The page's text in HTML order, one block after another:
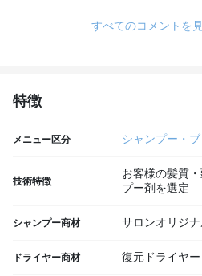
すべてのコメントを
特徴
メニュー区分 シャンプー・
技術特徴
お客様の髪質
プー剤を選定
シャンプー商材 サロンオリジ
ドライヤー商材 復元ドライヤー